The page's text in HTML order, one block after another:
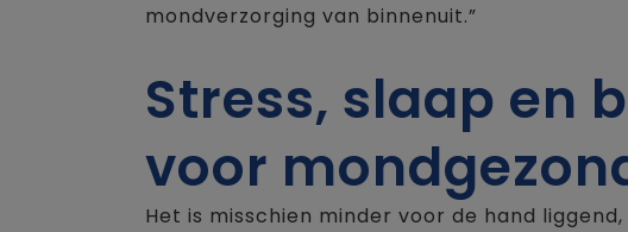
mondverzorging van binnenuit.”
Stress, slaap en
voor
Het is misschien minder voor de hand